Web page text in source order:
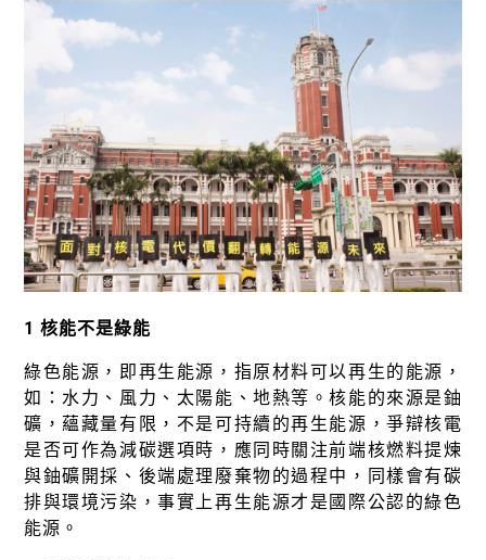
捐款支持
徵才資訊
活動行事曆
活動紀錄
教育推廣申請
加入志工
1 核能不是綠能
綠色能源，即再生能源，指原材料可以再生的能源，
如：水力、風力、太陽能、地熱等。核能的來源是鈾
礦，蘊藏量有限，不是可持續的再生能源，爭辯核電
是否可作為減碳選項時，應同時關注前端核燃料提煉
與鈾礦開採、後端處理廢棄物的過程中，同樣會有碳
排與環境污染，事實上再生能源才是國際公認的綠色
能源。